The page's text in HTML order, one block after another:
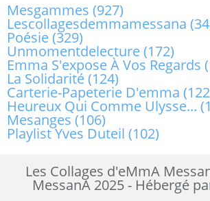
Mesgammes (927)
Lescollagesdemmamessana
Poésie(329)
Unmomentdelecture(172)
Emma S'expose À Vos Regards
La Solidarité(124)
Carterie-Papeterie D'emma
Heureux Qui Comme Ulysse...
Mesanges (106)
Playlist Yves Duteil (102)
Les Collages d'eMmA
MessanA 2025 - Hébergé